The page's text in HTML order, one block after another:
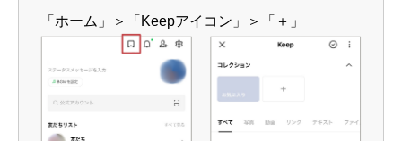
「ホーム」＞「Keepアイコン」＞「＋」